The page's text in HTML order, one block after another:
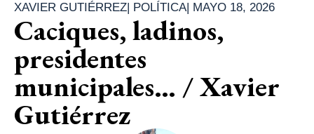
XAVIER GUTIÉRREZ| POLÍTICA| MAYO 18, 2026
Caciques, ladinos,
presidentes
municipales… / Xavier
Gutiérrez